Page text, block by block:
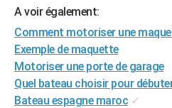
LIFESTYLE
Art de vivre
Bien-être
Loisirs
Mode
Modes de vie
SANTE
Alimentation
Guide de la santé
Maladies
Médicaments
Sommeil
VOYAGE
Destinations
City break
Voyage nature
Voyage de noces
Forum
Climat
+PHOTO
A voir également:
Comment motoriser une
Exemple de maquette
Motoriser une porte de garage
Quel bateau choisir pour
Bateau espagne maroc ✓